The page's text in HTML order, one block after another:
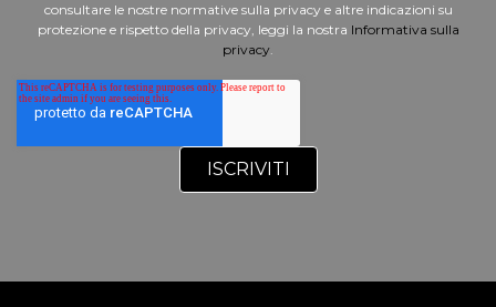
consultare le nostre normative sulla privacy e altre indicazioni su
protezione e rispetto della privacy, leggi la nostra Informativa sulla
privacy.